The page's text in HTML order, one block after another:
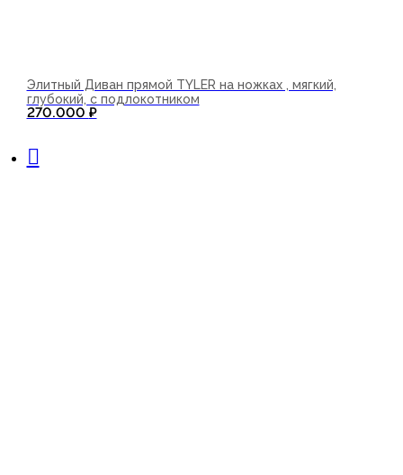
Элитный Диван прямой TYLER на ножках , мягкий,
глубокий, с подлокотником
270.000 ₽